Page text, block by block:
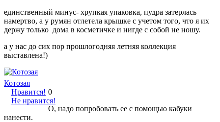
единственный минус- хрупкая упаковка, пудра затерлась
намертво, а у румян отлетела крышке с учетом того, что я их
держу только дома в косметичке и нигде с собой не ношу.
а у нас до сих пор прошлогодняя летняя коллекция
выставлена!)
Котозая
Нравится!
Не нравится!
0
О, надо попробовать ее с помощью кабуки
нанести.